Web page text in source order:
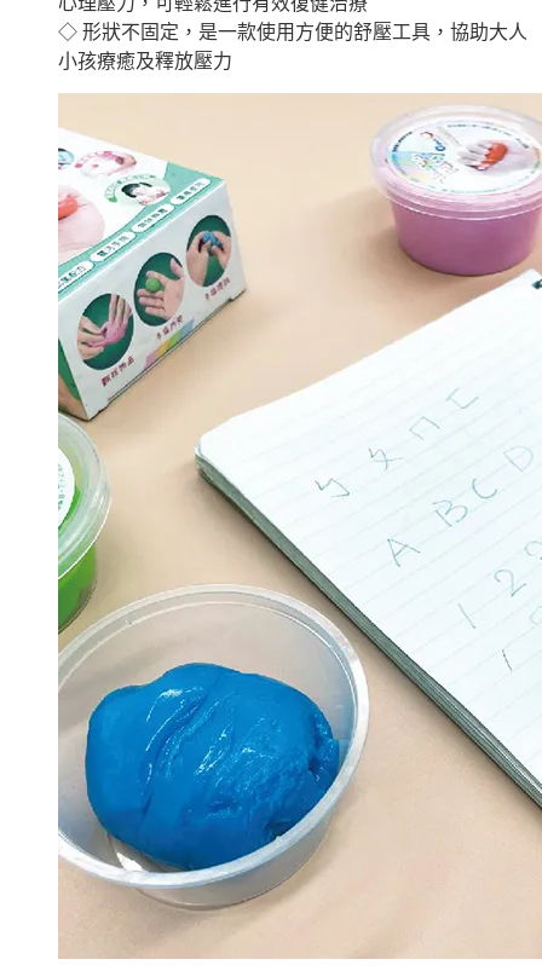
◇ 形狀不固定，是一款使用方便的舒壓工具，協助大人
小孩療癒及釋放壓力